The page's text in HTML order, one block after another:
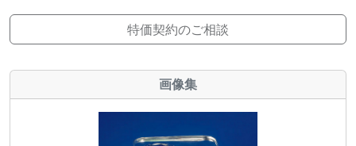
特価契約のご相談
画像集